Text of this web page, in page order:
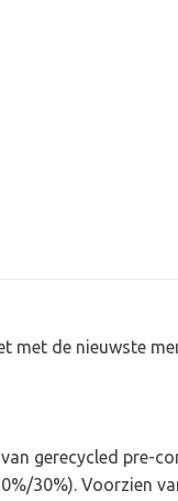
met de nieuwste
gerecycled pre-
30%). Voorzien